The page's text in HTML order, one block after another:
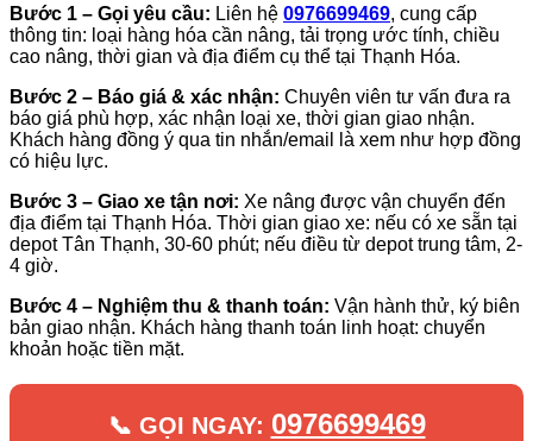
Bước 1 – Gọi yêu cầu: Liên hệ 0976699469, cung cấp
thông tin: loại hàng hóa cần nâng, tải trọng ước tính, chiều
cao nâng, thời gian và địa điểm cụ thể tại Thạnh Hóa.
Bước 2 – Báo giá & xác nhận: Chuyên viên tư vấn đưa ra
báo giá phù hợp, xác nhận loại xe, thời gian giao nhận.
Khách hàng đồng ý qua tin nhắn/email là xem như hợp đồng
có hiệu lực.
Bước 3 – Giao xe tận nơi: Xe nâng được vận chuyển đến
địa điểm tại Thạnh Hóa. Thời gian giao xe: nếu có xe sẵn tại
depot Tân Thạnh, 30-60 phút; nếu điều từ depot trung tâm, 2-
4 giờ.
Bước 4 – Nghiệm thu & thanh toán: Vận hành thử, ký biên
bản giao nhận. Khách hàng thanh toán linh hoạt: chuyển
khoản hoặc tiền mặt.
📞 GỌI NGAY: 0976699469